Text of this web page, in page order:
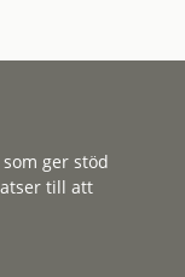
ger stöd
till att